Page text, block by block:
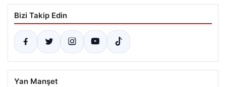
Bizi Takip Edin
Yan Manşet